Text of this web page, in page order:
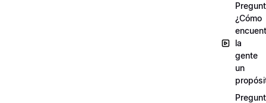
¿Cómo
la
gente
un